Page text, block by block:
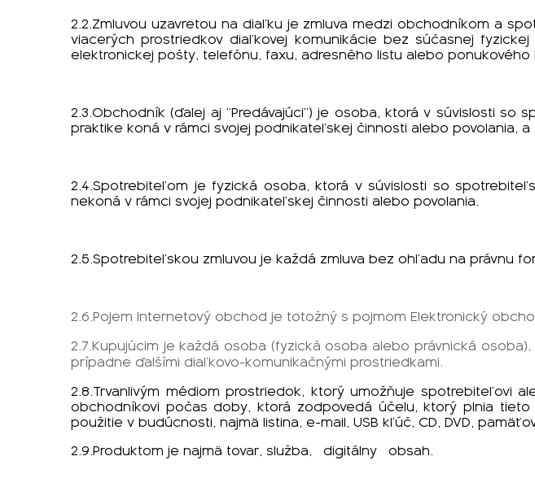
2.2.Zmluvou uzavretou na diaľku je zmluva medzi obchodníkom a
viacerých prostriedkov diaľkovej komunikácie bez súčasnej
elektronickej pošty, telefónu, faxu, adresného listu alebo ponukového
2.3.Obchodník (ďalej aj “Predávajúci”) je osoba, ktorá v súvislosti
praktike koná v rámci svojej podnikateľskej činnosti alebo povolania,
2.4.Spotrebiteľom je fyzická osoba, ktorá v súvislosti so
nekoná v rámci svojej podnikateľskej činnosti alebo povolania.
2.5.Spotrebiteľskou zmluvou je každá zmluva bez ohľadu na právnu
2.6.Pojem Internetový obchod je totožný s pojmom Elektronický
2.7.Kupujúcim je každá osoba (fyzická osoba alebo právnická
prípadne ďalšími diaľkovo-komunikačnými prostriedkami.
2.8.Trvanlivým médiom prostriedok, ktorý umožňuje spotrebiteľovi
obchodníkovi počas doby, ktorá zodpovedá účelu, ktorý plnia
použitie v budúcnosti, najmä listina, e-mail, USB kľúč, CD, DVD,
2.9.Produktom je najmä tovar, služba,
digitálny obsah.